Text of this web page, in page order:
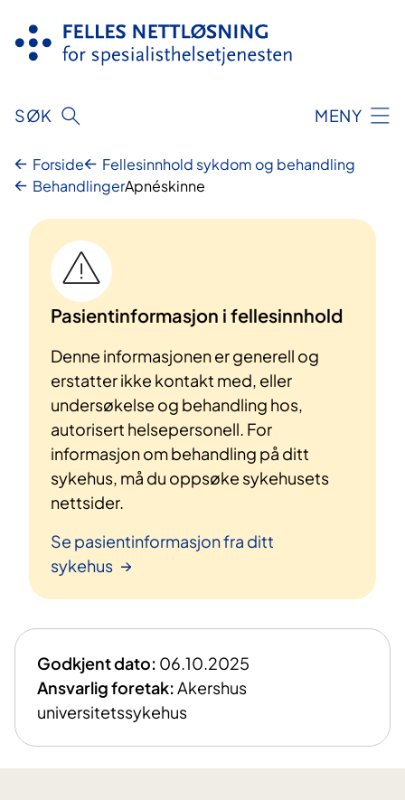
innhold
SØK MENY
Forside
Fellesinnhold sykdom og behandling
BehandlingerApnéskinne
Pasientinformasjon i fellesinnhold
Denne informasjonen er generell og
erstatter ikke kontakt med, eller
undersøkelse og behandling hos,
autorisert helsepersonell. For
informasjon om behandling på ditt
sykehus, må du oppsøke sykehusets
nettsider.
Se pasientinformasjon fra ditt
sykehus
Godkjent dato: 06.10.2025
Ansvarlig foretak: Akershus
universitetssykehus